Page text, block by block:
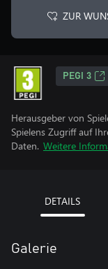
ZUR
PEGI 3
Herausgeber von
Spielens Zugriff auf
Daten. Weitere
DETAILS
Galerie